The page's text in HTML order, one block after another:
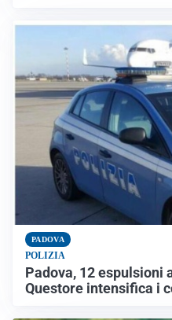
PADOVA
POLIZIA
Padova, 12 espulsioni
Questore intensifica i